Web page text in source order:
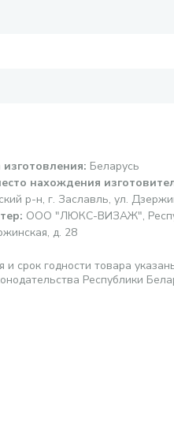
: Беларусь
нахождения
р-н, г. Заславль, ул.
: ООО "ЛЮКС-ВИЗАЖ",
д. 28
и срок годности товара
Республики